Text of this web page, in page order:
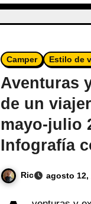
Camper Estilo de
Aventuras
de un
mayo-julio
Infografía
Ric agosto 12,